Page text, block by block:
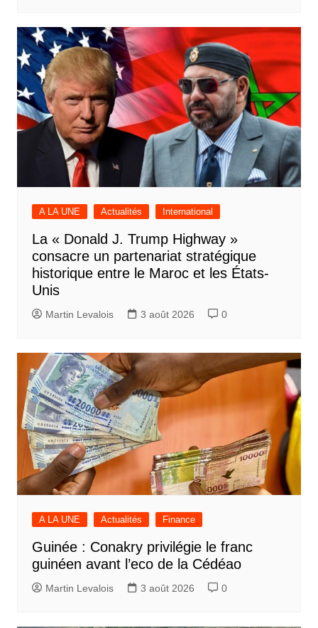
A LA UNE Actualités International
La « Donald J. Trump Highway »
consacre un partenariat stratégique
historique entre le Maroc et les États-
Unis
Martin Levalois 3 août 2026 0
A LA UNE Actualités Finance
Guinée : Conakry privilégie le franc
guinéen avant l’eco de la Cédéao
Martin Levalois 3 août 2026 0